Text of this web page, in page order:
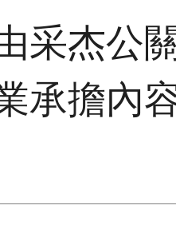
采杰公
承擔內